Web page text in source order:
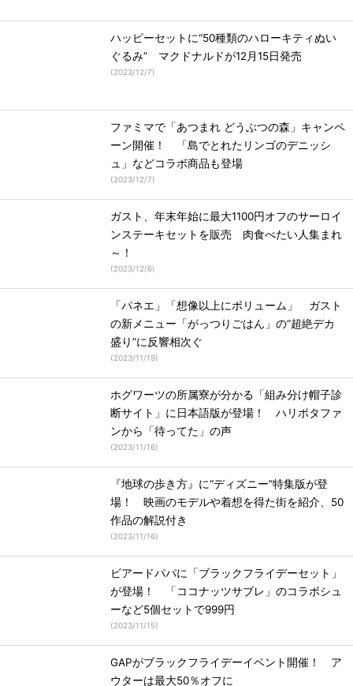
ハッピーセットに“50種類のハローキティぬい
ぐるみ” マクドナルドが12月15日発売
(2023/12/7)
ファミマで「あつまれ どうぶつの森」キャンペ
ーン開催！ 「島でとれたリンゴのデニッシ
ュ」などコラボ商品も登場
(2023/12/7)
ガスト、年末年始に最大1100円オフのサーロイ
ンステーキセットを販売 肉食べたい人集まれ
～！
(2023/12/6)
「パネエ」「想像以上にボリューム」 ガスト
の新メニュー「がっつりごはん」の“超絶デカ
盛り”に反響相次ぐ
(2023/11/19)
ホグワーツの所属寮が分かる「組み分け帽子診
断サイト」に日本語版が登場！ ハリポタファ
ンから「待ってた」の声
(2023/11/16)
『地球の歩き方』に“ディズニー”特集版が登
場！ 映画のモデルや着想を得た街を紹介、50
作品の解説付き
(2023/11/16)
ビアードパパに「ブラックフライデーセット」
が登場！ 「ココナッツサブレ」のコラボシュ
ーなど5個セットで999円
(2023/11/15)
GAPがブラックフライデーイベント開催！ ア
ウターは最大50％オフに